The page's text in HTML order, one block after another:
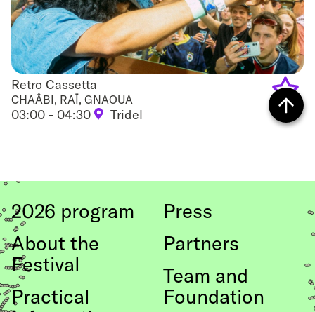
Retro Cassetta
Retro Cassetta
CHAÂBI, RAÏ, GNAOUA
03:00 - 04:30 Tridel
Add
2026 program
About the
Festival
Practical
Press
Partners
Team and
Foundation